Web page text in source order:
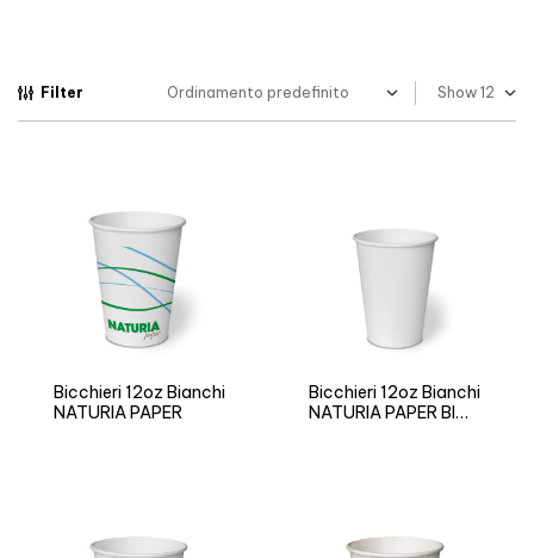
Filter Show
Bicchieri 12oz Bianchi
NATURIA PAPER
Bicchieri 12oz Bianchi
NATURIA PAPER BIO